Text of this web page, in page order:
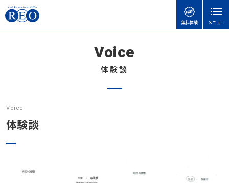
無料体験 メニュー
サポート内容
Voice
体験談
Voice
体験談
子どもの接し方で
検 索
不登校の子どもへの関わり方で気をつけたいこと｜
学習面・進路面で
検 索
【神奈川県版】不登校のための高校受験ガイド
親御さんのお悩みで
検 索
不登校の子どもに進路の話はいつする？親が知って
ターの実際と活用事例